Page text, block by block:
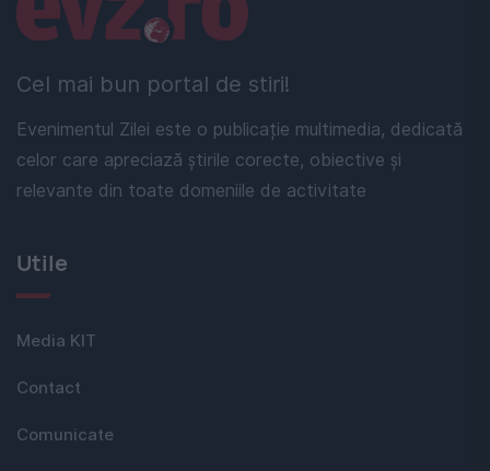
Cel mai bun portal de stiri!
Evenimentul Zilei este o publicație multimedia, dedicată
celor care apreciază știrile corecte, obiective și
relevante din toate domeniile de activitate
Utile
Media KIT
Contact
Comunicate